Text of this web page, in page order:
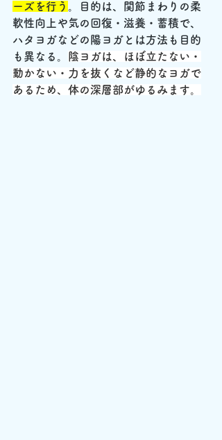
ーズを行う
。目的は、関節まわりの柔
軟性向上や気の回復・滋養・蓄積で、
ハタヨガなどの陽ヨガとは方法も目的
も異なる。
陰ヨガは、ほぼ立たない・
動かない・力を抜くなど静的なヨガで
あるため、体の深層部がゆるみます。